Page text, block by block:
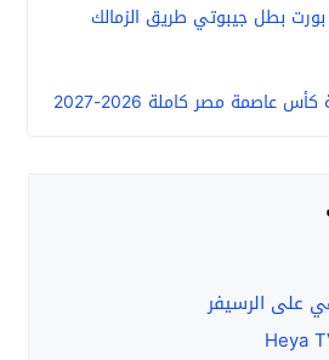
بطل جيبوتي طريق الزمالك
مصر كاملة 2026-2027
على الرسيفر